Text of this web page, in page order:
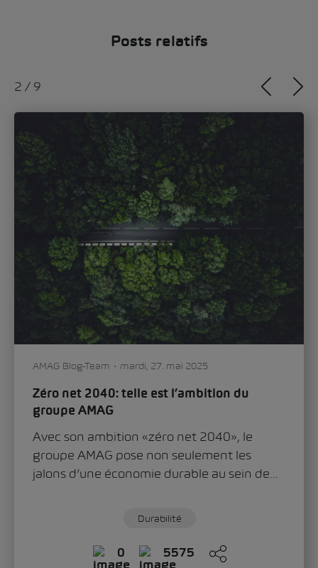
Posts relatifs
3 / 9
AMAG Blog-Team mardi, 27. mai 2025
Zéro net 2040: telle est l’ambition du
groupe AMAG
Avec son ambition «zéro net 2040», le
groupe AMAG pose non seulement les
jalons d’une économie durable au sein de...
Durabilité
0 5575